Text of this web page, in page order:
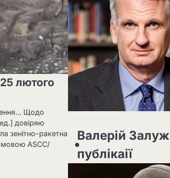
лютого
Щодо
довіряю
зенітно-ракетна
ASCC/
Валерій
публікаії